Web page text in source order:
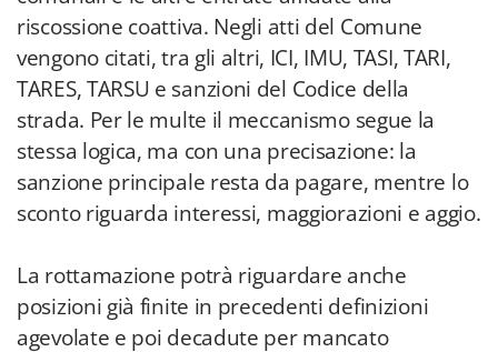
riscossione coattiva. Negli atti del Comune
vengono citati, tra gli altri, ICI, IMU, TASI, TARI,
TARES, TARSU e sanzioni del Codice della
strada. Per le multe il meccanismo segue la
stessa logica, ma con una precisazione: la
sanzione principale resta da pagare, mentre lo
sconto riguarda interessi, maggiorazioni e aggio.
La rottamazione potrà riguardare anche
posizioni già finite in precedenti definizioni
agevolate e poi decadute per mancato